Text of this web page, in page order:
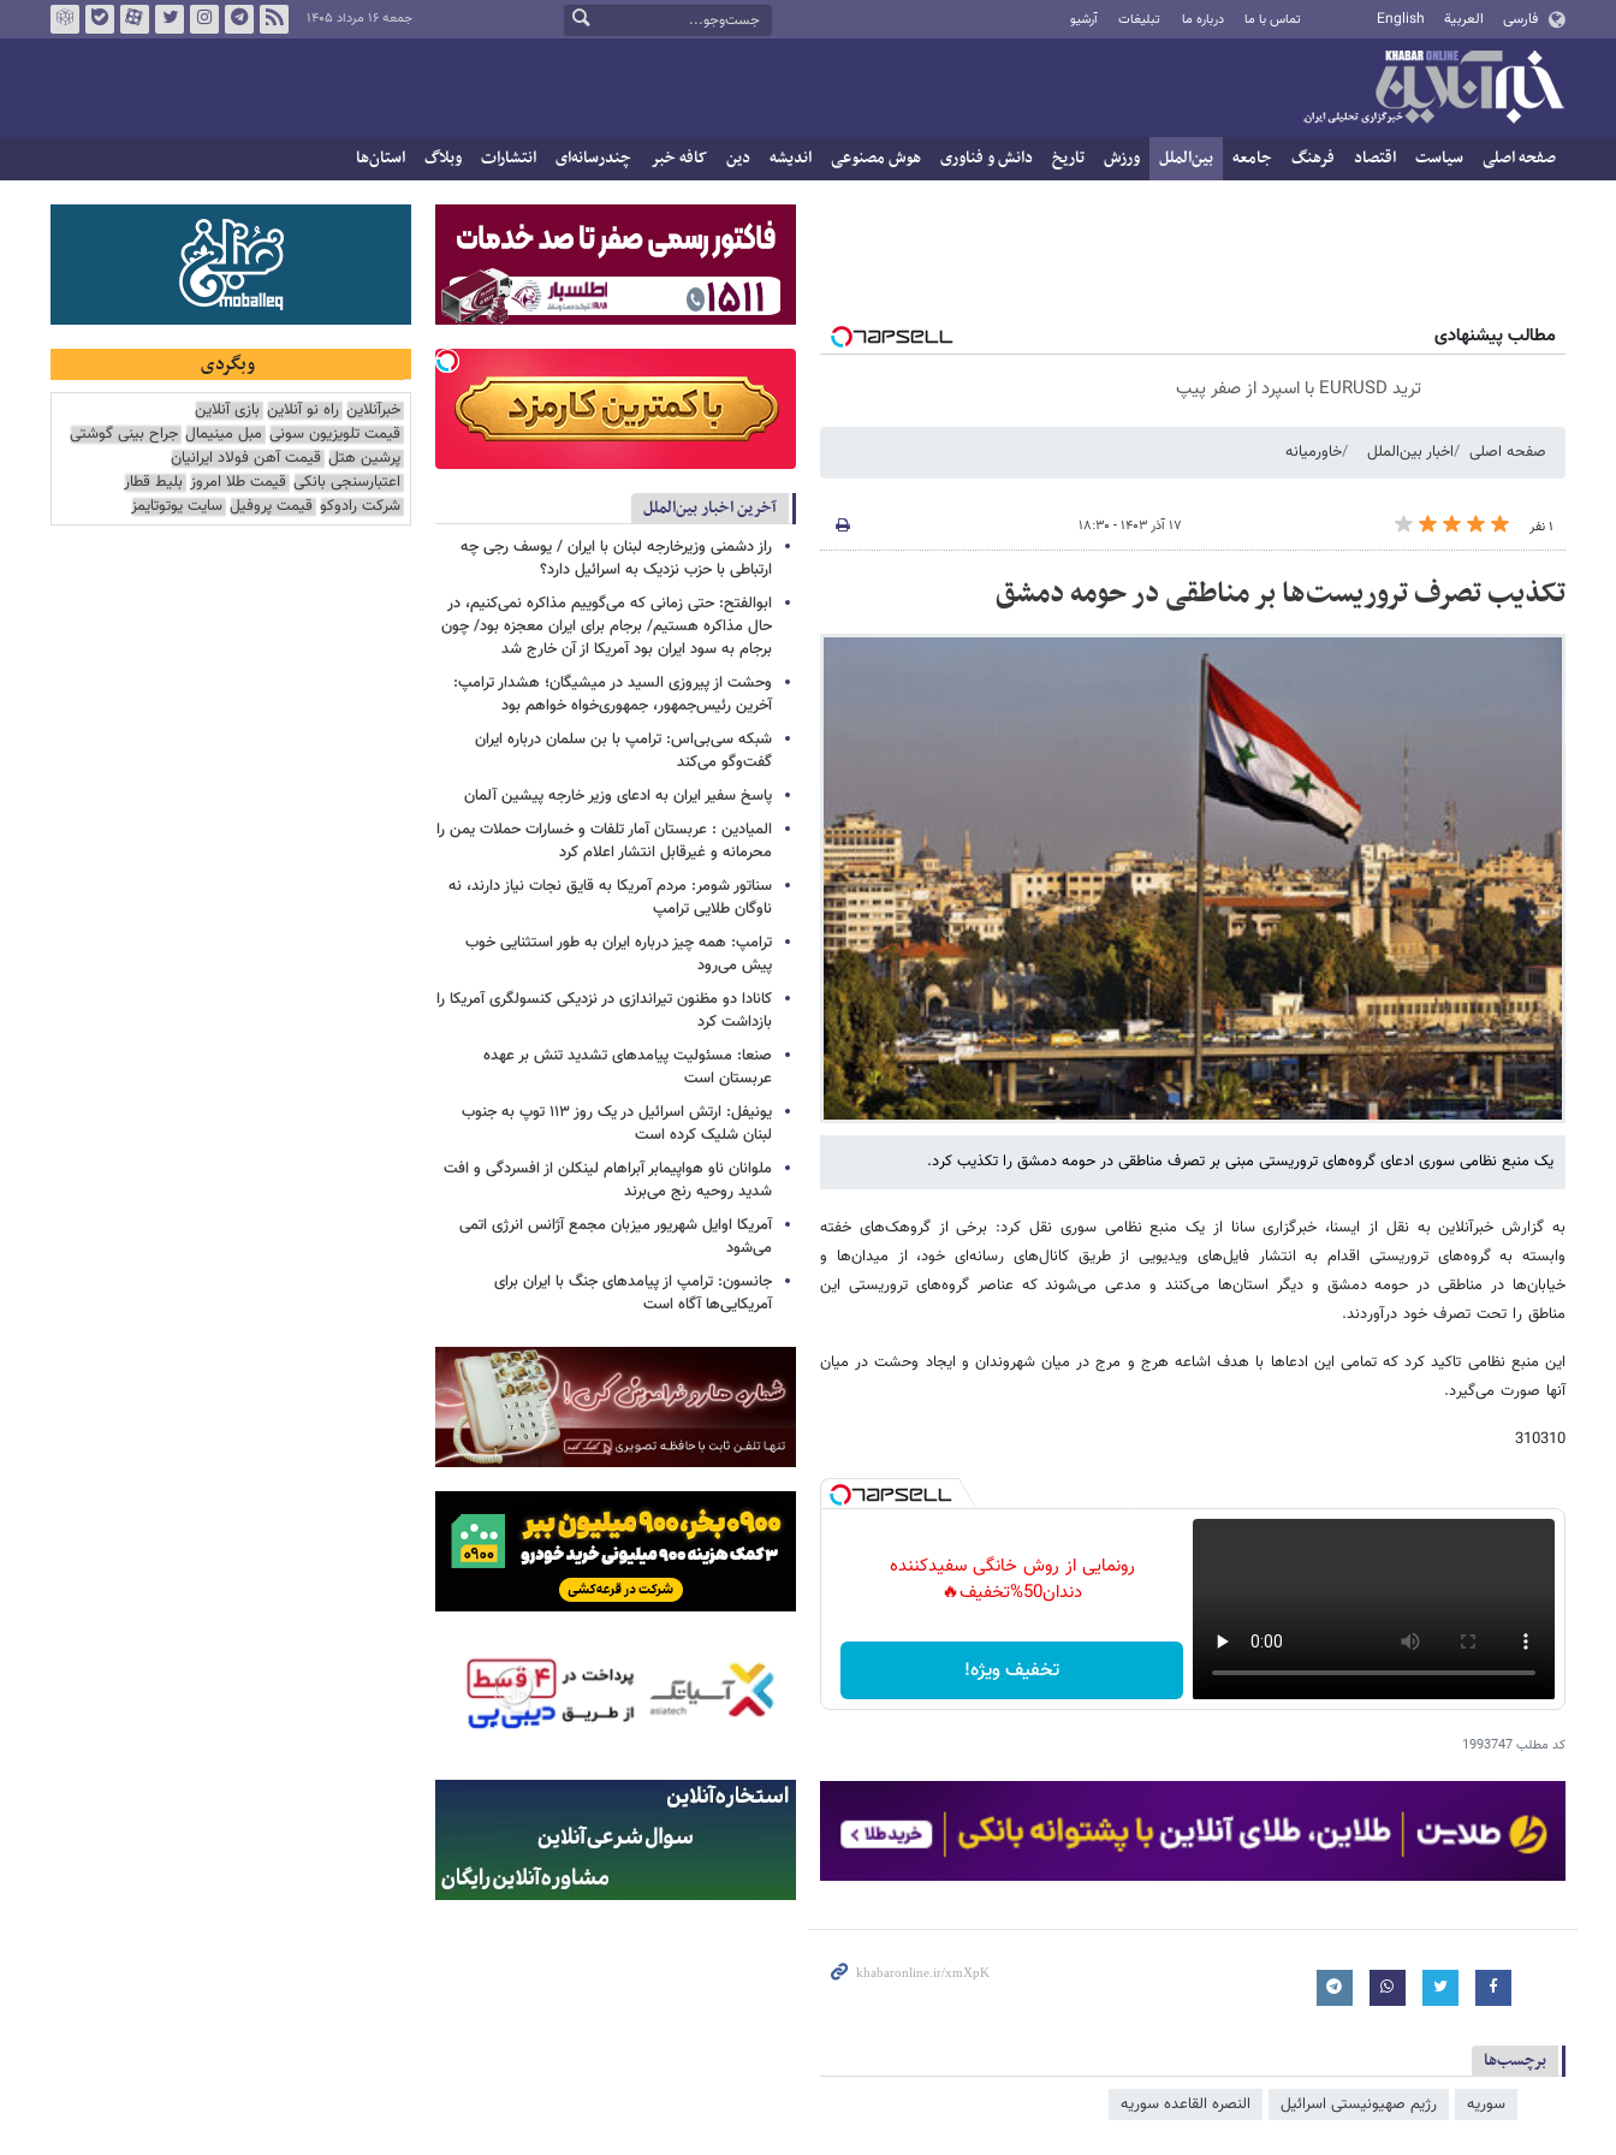
فارسی العربية English تماس با ما درباره ما تبلیغات آرشیو جمعه ۱۶ مرداد ۱۴۰۵
صفحه اصلی سیاست اقتصاد فرهنگ جامعه بین‌الملل ورزش تاریخ دانش و فناوری هوش مصنوعی اندیشه دین کافه خبر چندرسانه‌ای انتشارات وبلاگ استان‌ها
مطالب پیشنهادی
ترید EURUSD با اسپرد از صفر پیپ
صفحه اصلی اخبار بین‌الملل خاورمیانه
۱ نفر ۱۷ آذر ۱۴۰۳ - ۱۸:۳۰
تکذیب تصرف تروریست‌ها بر مناطقی در حومه دمشق
یک منبع نظامی سوری ادعای گروه‌های تروریستی مبنی بر تصرف مناطقی در حومه دمشق را تکذیب کرد.
به گزارش خبرآنلاین به نقل از ایسنا، خبرگزاری سانا از یک منبع نظامی سوری نقل کرد: برخی از گروهک‌های خفته
وابسته به گروه‌های تروریستی اقدام به انتشار فایل‌های ویدیویی از طریق کانال‌های رسانه‌ای خود، از میدان‌ها و
خیابان‌ها در مناطقی در حومه دمشق و دیگر استان‌ها می‌کنند و مدعی می‌شوند که عناصر گروه‌های تروریستی این
مناطق را تحت تصرف خود درآوردند.
این منبع نظامی تاکید کرد که تمامی این ادعاها با هدف اشاعه هرج و مرج در میان شهروندان و ایجاد وحشت در میان
آنها صورت می‌گیرد.
310310
رونمایی از روش خانگی سفیدکننده
دندان50%تخفیف🔥
تخفیف ویژه!
کد مطلب1993747
برچسب‌ها
سوریه رژیم صهیونیستی اسرائیل النصره القاعده سوریه
آخرین اخبار بین‌الملل
راز دشمنی وزیرخارجه لبنان با ایران / یوسف رجی چه
ارتباطی با حزب نزدیک به اسرائیل دارد؟
ابوالفتح: حتی زمانی که می‌گوییم مذاکره نمی‌کنیم، در
حال مذاکره هستیم/ برجام برای ایران معجزه بود/ چون
برجام به سود ایران بود آمریکا از آن خارج شد
وحشت از پیروزی السید در میشیگان؛ هشدار ترامپ:
آخرین رئیس‌جمهور، جمهوری‌خواه خواهم بود
شبکه سی‌بی‌اس: ترامپ با بن سلمان درباره ایران
گفت‌وگو می‌کند
پاسخ سفیر ایران به ادعای وزیر خارجه پیشین آلمان
المیادین : عربستان آمار تلفات و خسارات حملات یمن را
محرمانه و غیرقابل انتشار اعلام کرد
سناتور شومر: مردم آمریکا به قایق نجات نیاز دارند، نه
ناوگان طلایی ترامپ
ترامپ: همه چیز درباره ایران به طور استثنایی خوب
پیش می‌رود
کانادا دو مظنون تیراندازی در نزدیکی کنسولگری آمریکا را
بازداشت کرد
صنعا: مسئولیت پیامدهای تشدید تنش بر عهده
عربستان است
یونیفل: ارتش اسرائیل در یک روز ۱۱۳ توپ به جنوب
لبنان شلیک کرده است
ملوانان ناو هواپیمابر آبراهام لینکلن از افسردگی و افت
شدید روحیه رنج می‌برند
آمریکا اوایل شهریور میزبان مجمع آژانس انرژی اتمی
می‌شود
جانسون: ترامپ از پیامدهای جنگ با ایران برای
آمریکایی‌ها آگاه است
وبگردی
خبرآنلاین راه نو آنلاین بازی آنلاین
قیمت تلویزیون سونی مبل مینیمال جراح بینی گوشتی
پرشین هتل قیمت آهن فولاد ایرانیان
اعتبارسنجی بانکی قیمت طلا امروز بلیط قطار
شرکت رادوکو قیمت پروفیل سایت یوتوتایمز